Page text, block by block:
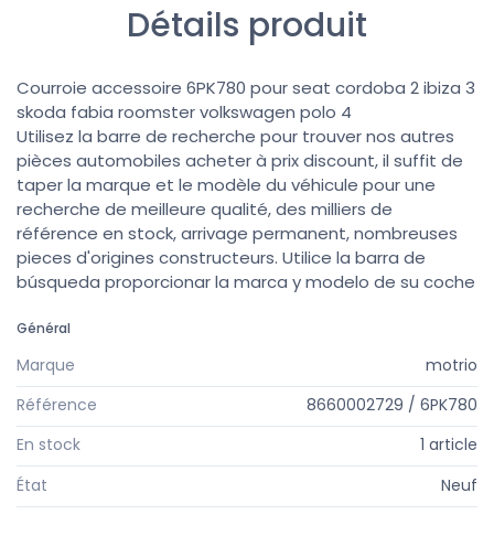
Détails produit
Courroie accessoire 6PK780 pour seat cordoba 2 ibiza 3
skoda fabia roomster volkswagen polo 4
Utilisez la barre de recherche pour trouver nos autres
pièces automobiles acheter à prix discount, il suffit de
taper la marque et le modèle du véhicule pour une
recherche de meilleure qualité, des milliers de
référence en stock, arrivage permanent, nombreuses
pieces d'origines constructeurs. Utilice la barra de
búsqueda proporcionar la marca y modelo de su coche
Général
Marque
motrio
Référence
8660002729 / 6PK780
En stock
1 article
État
Neuf